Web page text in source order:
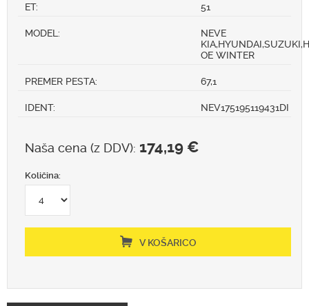
ET: 51
MODEL:
NEVE
OE WINTER
PREMER PESTA: 67,1
IDENT: NEV175195119431DI
Naša cena (z DDV): 174,19 €
Količina:
V KOŠARICO